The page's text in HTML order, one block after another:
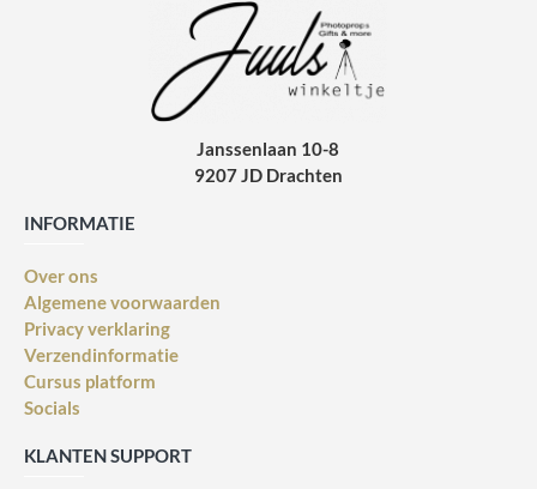
Janssenlaan 10-8
9207 JD Drachten
INFORMATIE
Over ons
Algemene voorwaarden
Privacy verklaring
Verzendinformatie
Cursus platform
Socials
KLANTEN SUPPORT